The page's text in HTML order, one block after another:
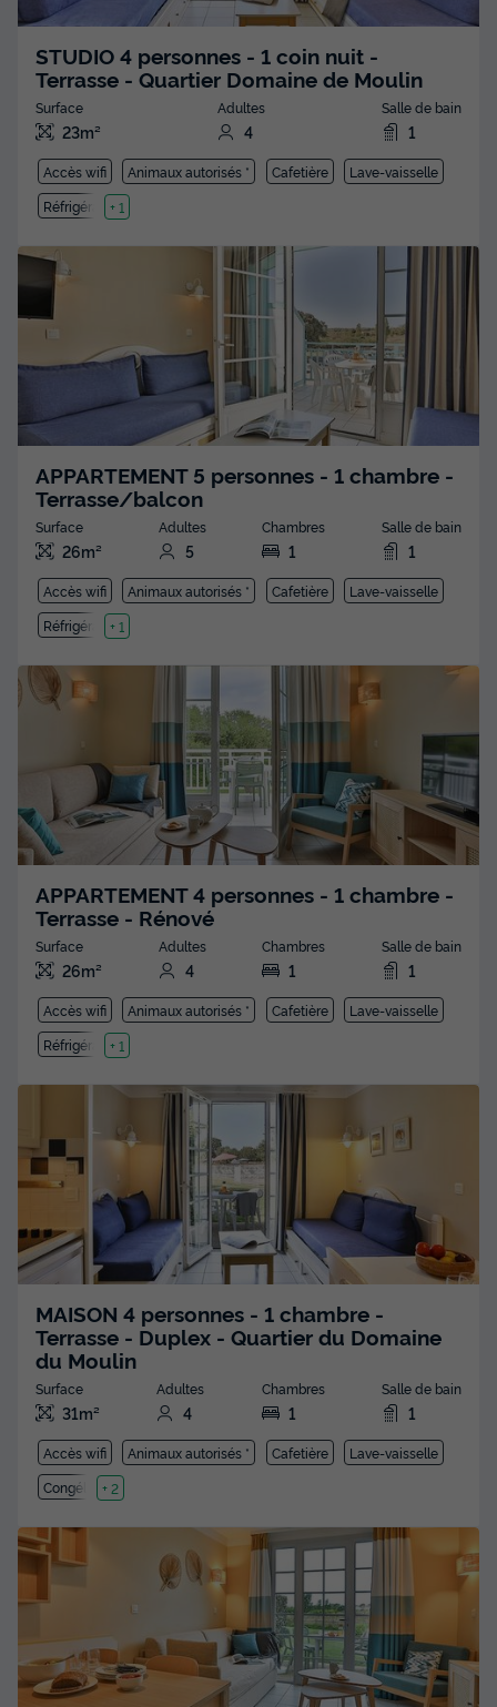
STUDIO 4 personnes - 1 coin nuit -
Terrasse - Quartier Domaine de Moulin
Surface
23m²
Adultes
4
Salle de bain
1
Accès wifi Animaux autorisés * Cafetière
Lave-vaisselle
Réfrigérateur
+ 1
APPARTEMENT 5 personnes - 1 chambre -
Terrasse/balcon
Surface
26m²
Adultes
5
Chambres
1
Salle de bain
1
Accès wifi Animaux autorisés * Cafetière
Lave-vaisselle
Réfrigérateur
+ 1
APPARTEMENT 4 personnes - 1 chambre -
Terrasse - Rénové
Surface
26m²
Adultes
4
Chambres
1
Salle de bain
1
Accès wifi Animaux autorisés * Cafetière
Lave-vaisselle
Réfrigérateur
+ 1
MAISON 4 personnes - 1 chambre -
Terrasse - Duplex - Quartier du Domaine
du Moulin
Surface
31m²
Adultes
4
Chambres
1
Salle de bain
1
Accès wifi Animaux autorisés * Cafetière
Lave-vaisselle
Congélateur
+ 2